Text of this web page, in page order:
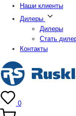
Наши клиенты
Дилеры
Дилеры
Стать
Контакты
0